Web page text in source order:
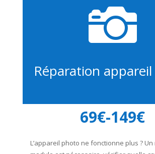

Réparation
69€-149€
L’appareil photo ne fonctionne plus ?